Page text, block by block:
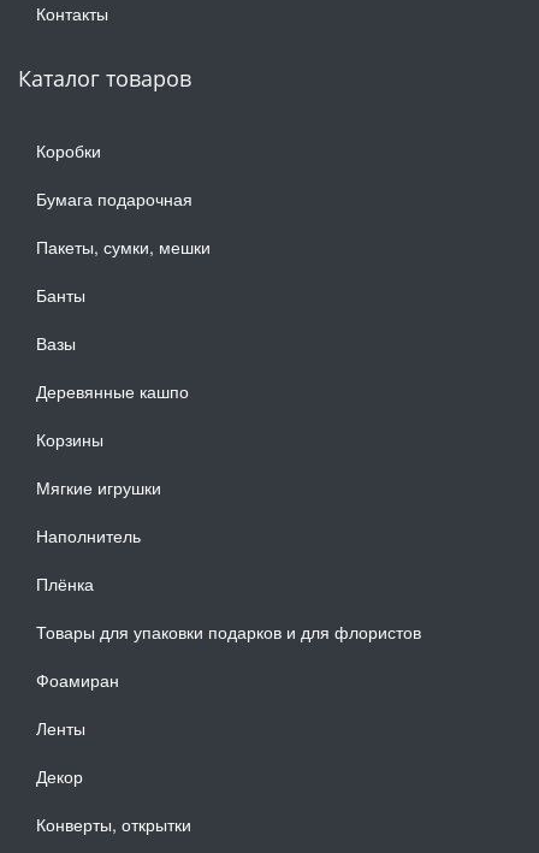
Контакты
Каталог товаров
Коробки
Бумага подарочная
Пакеты, сумки, мешки
Банты
Вазы
Деревянные кашпо
Корзины
Мягкие игрушки
Наполнитель
Плёнка
Товары для упаковки подарков и для флористов
Фоамиран
Ленты
Декор
Конверты, открытки